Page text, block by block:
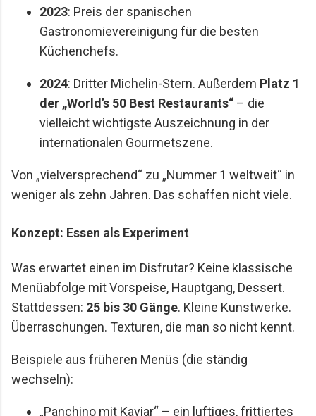
2023: Preis der spanischen
Gastronomievereinigung für die besten
Küchenchefs.
2024: Dritter Michelin-Stern. Außerdem Platz 1
der „World’s 50 Best Restaurants“ – die
vielleicht wichtigste Auszeichnung in der
internationalen Gourmetszene.
Von „vielversprechend“ zu „Nummer 1 weltweit“ in
weniger als zehn Jahren. Das schaffen nicht viele.
Konzept: Essen als Experiment
Was erwartet einen im Disfrutar? Keine klassische
Menüabfolge mit Vorspeise, Hauptgang, Dessert.
Stattdessen: 25 bis 30 Gänge. Kleine Kunstwerke.
Überraschungen. Texturen, die man so nicht kennt.
Beispiele aus früheren Menüs (die ständig
wechseln):
„Panchino mit Kaviar“ – ein luftiges, frittiertes